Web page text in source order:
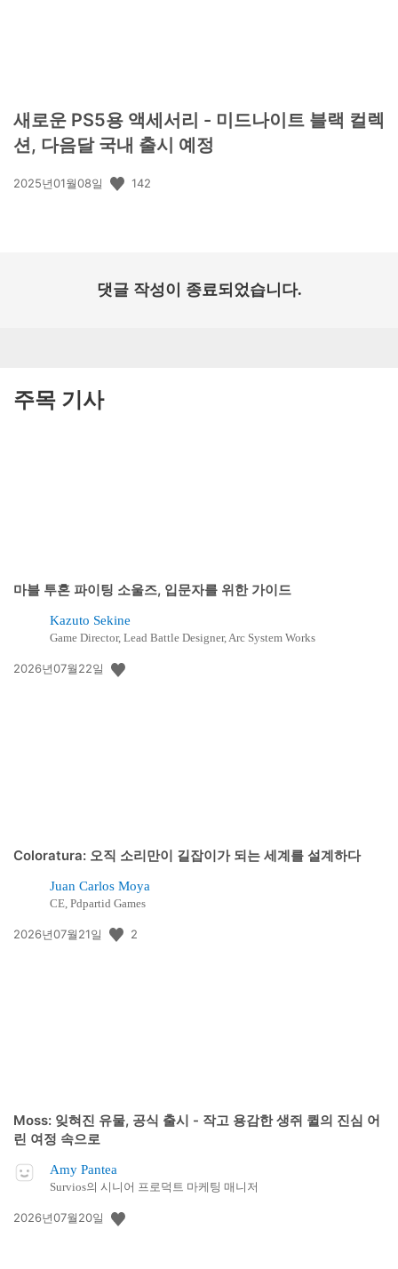
새로운 PS5용 액세서리 - 미드나이트 블랙 컬렉
션, 다음달 국내 출시 예정
공
2025년01월08일 142
댓글 작성이 종료되었습니다.
주목 기사
마블 투혼 파이팅 소울즈, 입문자를 위한 가이드
Kazuto Sekine
Game Director, Lead Battle Designer, Arc System Works
공
2026년07월22일
Coloratura: 오직 소리만이 길잡이가 되는 세계를 설계하다
Juan Carlos Moya
CE, Pdpartid Games
공
2026년07월21일 2
Moss: 잊혀진 유물, 공식 출시 - 작고 용감한 생쥐 퀼의 진심 어
린 여정 속으로
Amy Pantea
Survios의 시니어 프로덕트 마케팅 매니저
공
2026년07월20일